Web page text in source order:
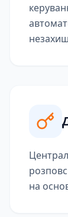
на